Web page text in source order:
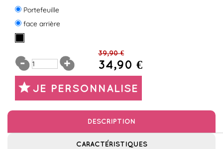
Portefeuille
face arrière
39,90 €
34,90 €
JE PERSONNALISE
DESCRIPTION
CARACTÉRISTIQUES